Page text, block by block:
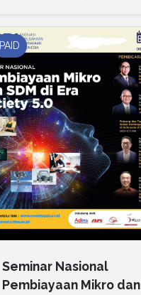
PAID
Seminar Nasional
Pembiayaan Mikro dan